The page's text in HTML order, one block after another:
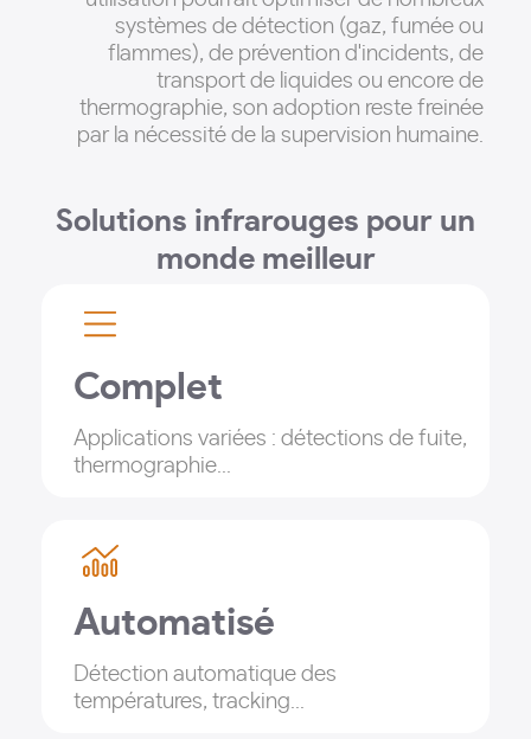
systèmes de détection (gaz, fumée ou
flammes), de prévention d'incidents, de
transport de liquides ou encore de
thermographie, son adoption reste freinée
par la nécessité de la supervision humaine.
Solutions infrarouges pour un
monde meilleur
Complet
Applications variées : détections de fuite,
thermographie...
Automatisé
Détection automatique des
températures, tracking...